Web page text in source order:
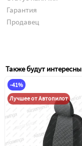
Гарантия
Продавец
Также будут интересны
-41%
Лучшее от Автопилот